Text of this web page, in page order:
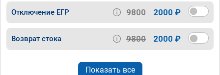
Отключение ЕГР 9800 2000 ₽
Возврат стока 9800 2000 ₽
Показать все